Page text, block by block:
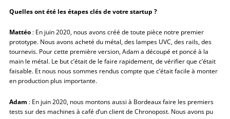
Quelles ont été les étapes clés de votre startup ?
Mattéo : En juin 2020, nous avons créé de toute pièce notre premier
prototype. Nous avons acheté du métal, des lampes UVC, des rails, des
tournevis. Pour cette première version, Adam a découpé et poncé à la
main le métal. Le but c’était de le faire rapidement, de vérifier que c’était
faisable. Et nous nous sommes rendus compte que c’était facile à monter
en production plus importante.
Adam : En juin 2020, nous montons aussi à Bordeaux faire les premiers
tests sur des machines à café d’un client de Chronopost. Nous avons pu